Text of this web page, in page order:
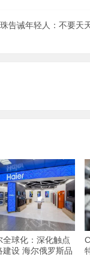
告诫年轻人：不要天
全球化：深化触点
建设 海尔俄罗斯品